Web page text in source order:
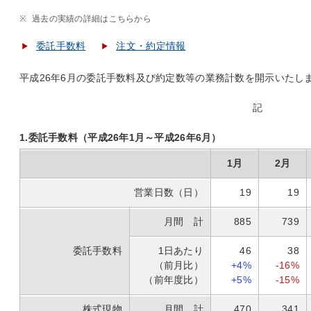
※ 過去の実績の詳細はこちらから
委託手数料 注文・約定情報
平成26年6月の委託手数料及び約定数等の業務計数を開示いたし
記
1.委託手数料（平成26年1月～平成26年6月）
1月 2月
営業日数（日） 19 19
委託手数料
月間 計 885 739
1日あたり
（前月比）
（前年度比）
46
+4%
+5%
38
-16%
-15%